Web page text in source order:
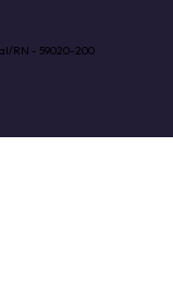
RN - 59020-200